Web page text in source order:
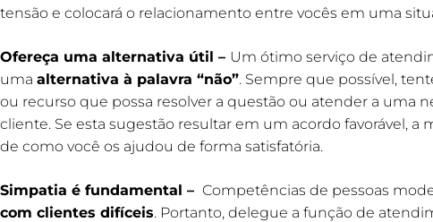
tensão e colocará o relacionamento entre vocês em uma
Ofereça uma alternativa útil – Um ótimo serviço de
uma alternativa à palavra “não”. Sempre que possível,
ou recurso que possa resolver a questão ou atender a uma
cliente. Se esta sugestão resultar em um acordo favorável, a
de como você os ajudou de forma satisfatória.
Simpatia é fundamental – Competências de pessoas
com clientes difíceis. Portanto, delegue a função de